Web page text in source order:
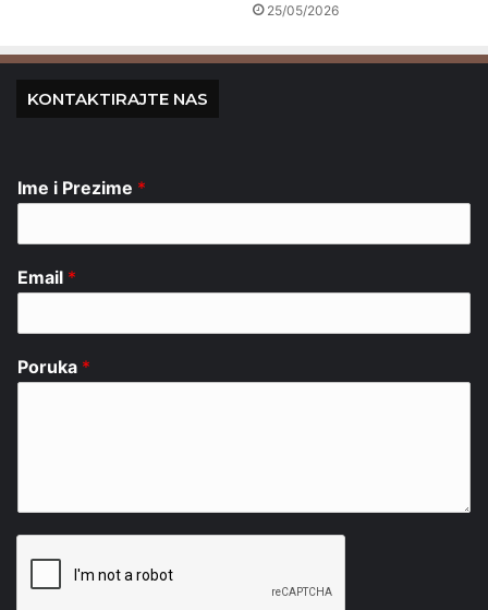
25/05/2026
KONTAKTIRAJTE NAS
Ime i Prezime *
Email *
Poruka *